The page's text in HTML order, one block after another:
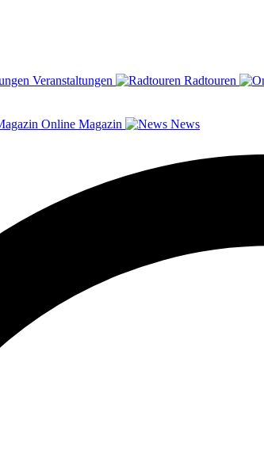
Veranstaltungen Radtouren
Online Magazin News